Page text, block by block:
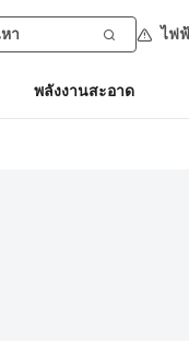
ไฟ
พลังงานสะอาด